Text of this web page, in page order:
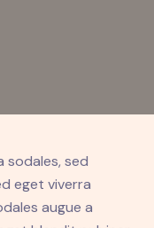
sodales, sed
eget viverra
augue a